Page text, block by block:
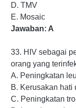
D. TMV
E. Mosaic
Jawaban: A
33. HIV sebagai
orang yang
A. Peningkatan
B. Kerusakan hati
C. Peningkatan